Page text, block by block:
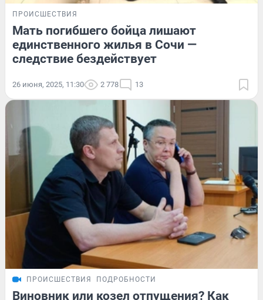
ПРОИСШЕСТВИЯ
Мать погибшего бойца лишают
единственного жилья в Сочи —
следствие бездействует
26 июня, 2025, 11:30 2 778 13
ПРОИСШЕСТВИЯ ПОДРОБНОСТИ
Виновник или козел отпущения? Как